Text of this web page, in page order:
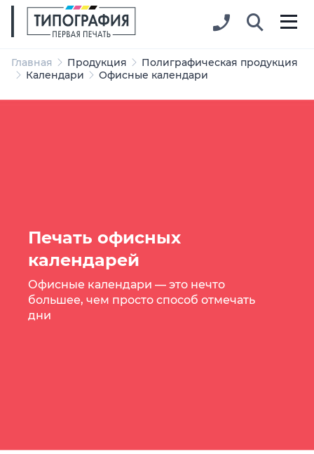
Главная Продукция
Полиграфическая продукция
Календари
Офисные календари
Печать офисных
календарей
Офисные календари — это нечто
большее, чем просто способ отмечать
дни